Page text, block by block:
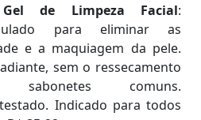
de Limpeza Facial:
para eliminar as
e a maquiagem da pele.
sem o ressecamento
comuns.
Indicado para todos